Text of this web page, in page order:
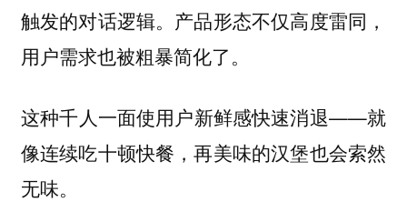
触发的对话逻辑。产品形态不仅高度雷同，
用户需求也被粗暴简化了。
这种千人一面使用户新鲜感快速消退——就
像连续吃十顿快餐，再美味的汉堡也会索然
无味。